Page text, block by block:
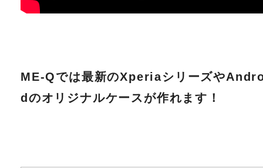
ME-Qでは最新のXperiaシリーズや
dのオリジナルケースが作れます！